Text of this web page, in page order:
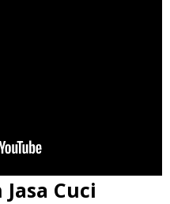
Cuci